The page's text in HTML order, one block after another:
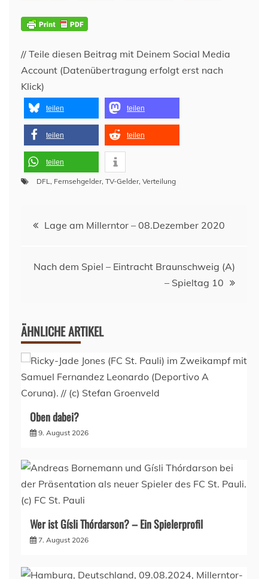
// Teile diesen Beitrag mit Deinem Social Media
Account (Datenübertragung erfolgt erst nach
Klick)
teilen teilen
teilen teilen
teilen
DFL, Fernsehgelder, TV-Gelder, Verteilung
Beitragsnavigation
Lage am Millerntor – 08.Dezember 2020
Nach dem Spiel – Eintracht Braunschweig (A)
– Spieltag 10
ÄHNLICHE ARTIKEL
Oben dabei?
9. August 2026
Wer ist Gísli Thórdarson? – Ein Spielerprofil
7. August 2026